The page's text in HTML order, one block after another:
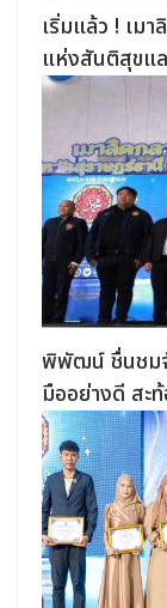
เริ่มแล้ว ! เม
แห่งสันติสุขแ
พิพัฒน์ ชื่นชมจั
มืออย่างดี สะ